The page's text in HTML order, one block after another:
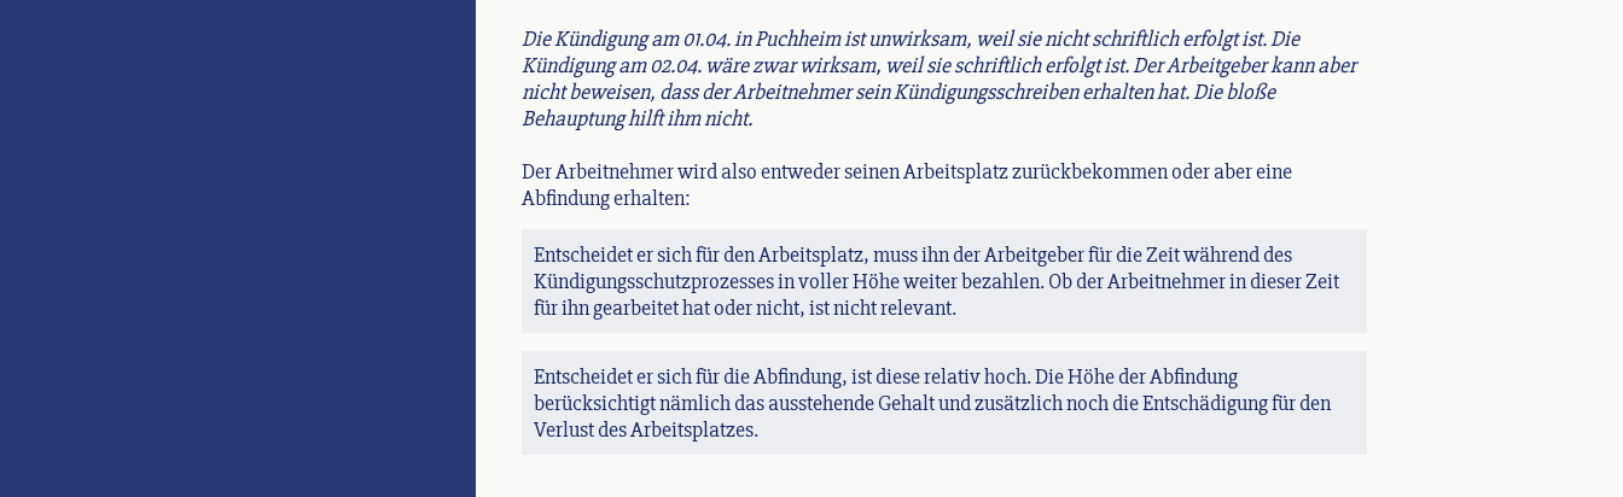
Die Kündigung am 01.04. in Puchheim ist unwirksam, weil sie nicht schriftlich erfolgt ist. Die
Kündigung am 02.04. wäre zwar wirksam, weil sie schriftlich erfolgt ist. Der Arbeitgeber kann aber
nicht beweisen, dass der Arbeitnehmer sein Kündigungsschreiben erhalten hat. Die bloße
Behauptung hilft ihm nicht.
Der Arbeitnehmer wird also entweder seinen Arbeitsplatz zurückbekommen oder aber eine
Abfindung erhalten:
Entscheidet er sich für den Arbeitsplatz, muss ihn der Arbeitgeber für die Zeit während des
Kündigungsschutzprozesses in voller Höhe weiter bezahlen. Ob der Arbeitnehmer in dieser Zeit
für ihn gearbeitet hat oder nicht, ist nicht relevant.
Entscheidet er sich für die Abfindung, ist diese relativ hoch. Die Höhe der Abfindung
berücksichtigt nämlich das ausstehende Gehalt und zusätzlich noch die Entschädigung für den
Verlust des Arbeitsplatzes.